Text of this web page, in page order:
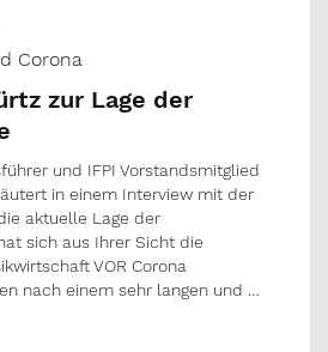
Corona
zur Lage der
und IFPI Vorstandsmitglied
in einem Interview mit der
aktuelle Lage der
sich aus Ihrer Sicht die
VOR Corona
nach einem sehr langen und …